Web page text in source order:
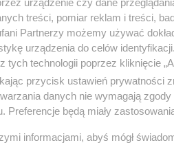
szef podkomisji
metrów przed minięciem
raportu z 2011 r.
nadmiarowych ilości
Antoni Macierewicz
treści, pomiar reklam i treści,
Partnerzy możemy używać
urządzenia do celów
tych technologii poprzez kliknięcie
przycisk ustawień prywatności
danych nie wymagają
Preferencje będą miały
informacjami, abyś mógł